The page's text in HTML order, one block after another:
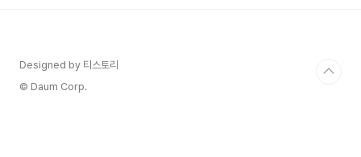
Designed by 티스토리
© Daum Corp.